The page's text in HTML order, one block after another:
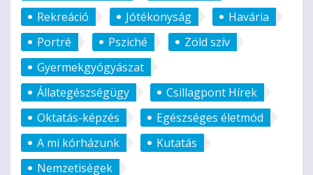
Rekreáció
Jótékonyság
Havária
Portré
Psziché
Zöld szív
Gyermekgyógyászat
Állategészségügy
Csillagpont Hírek
Oktatás-képzés
Egészséges életmód
A mi kórházunk
Kutatás
Nemzetiségek